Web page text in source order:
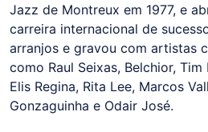
Jazz de Montreux em 1977, e
carreira internacional de
arranjos e gravou com artistas
como Raul Seixas, Belchior,
Elis Regina, Rita Lee, Marcos
Gonzaguinha e Odair José.